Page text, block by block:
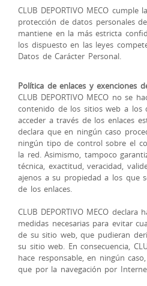
CLUB DEPORTIVO MECO
protección de datos personales
mantiene en la más estricta
los dispuesto en las leyes
Datos de Carácter Personal.
Política de enlaces y exenciones
CLUB DEPORTIVO MECO no se
contenido de los sitios web a los
acceder a través de los enlaces
declara que en ningún caso
ningún tipo de control sobre el
la red. Asimismo, tampoco
técnica, exactitud, veracidad,
ajenos a su propiedad a los que
de los enlaces.
CLUB DEPORTIVO MECO
medidas necesarias para evitar
de su sitio web, que pudieran
su sitio web. En consecuencia,
hace responsable, en ningún
que por la navegación por